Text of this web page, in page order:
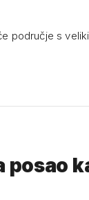
područje s
posao